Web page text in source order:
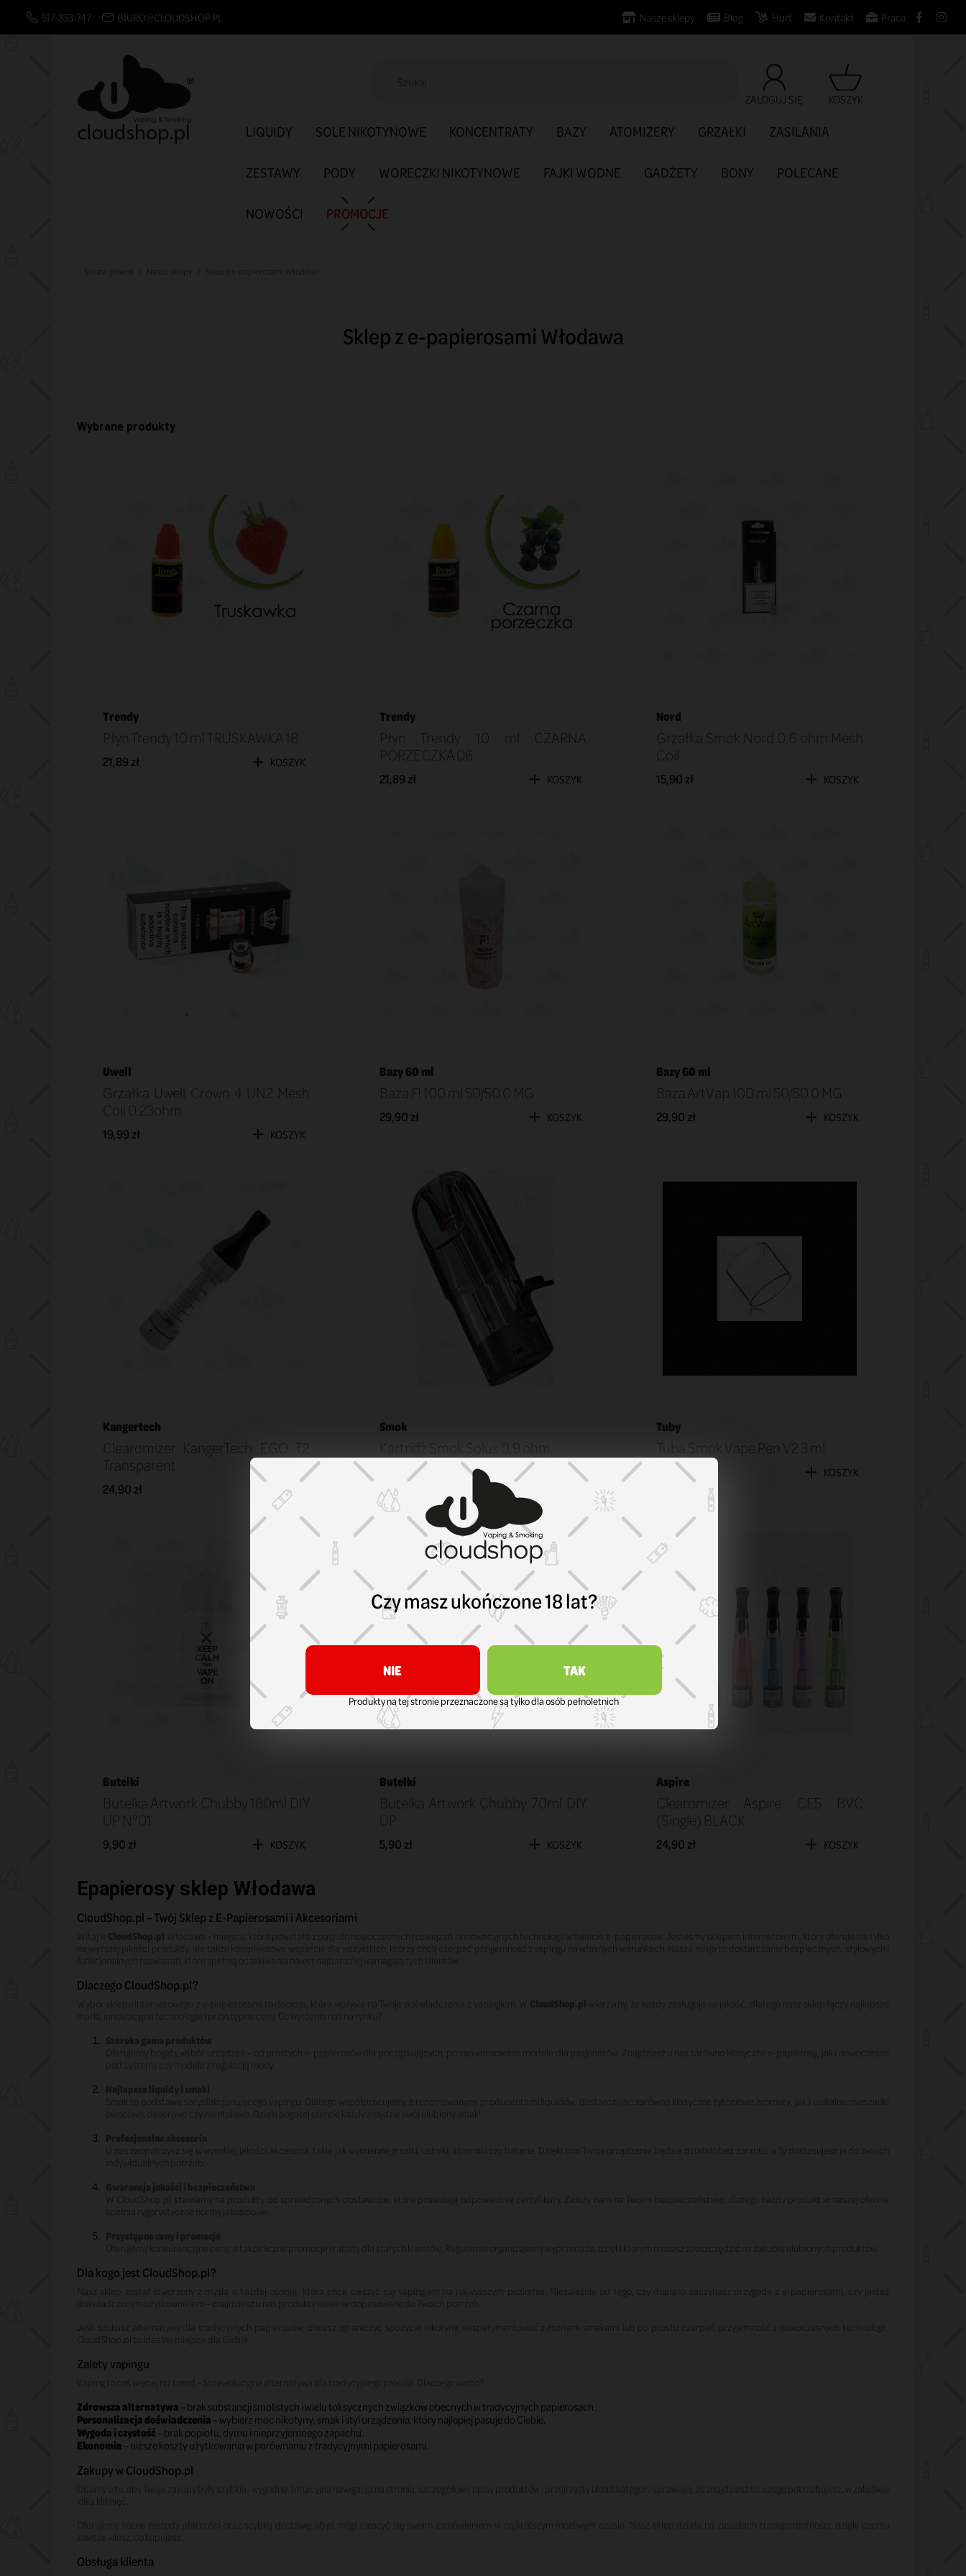
517-333-747 BIURO@CLOUDSHOP.PL Nasze sklepy Blog Hurt Kontakt Praca
ZALOGUJ SIĘ KOSZYK
LIQUIDY SOLE NIKOTYNOWE KONCENTRATY BAZY ATOMIZERY GRZAŁKI ZASILANIA
ZESTAWY PODY WORECZKI NIKOTYNOWE FAJKI WODNE GADŻETY BONY POLECANE
NOWOŚCI PROMOCJE
Sklep z e-papierosami Włodawa
Wybrane produkty
Trendy
Płyn Trendy 10 ml TRUSKAWKA 18
21,89 zł KOSZYK
Trendy
Płyn Trendy 10 ml CZARNA
PORZECZKA 06
21,89 zł KOSZYK
Nord
Grzałka Smok Nord 0,6 ohm Mesh
Coil
15,90 zł KOSZYK
Uwell
Grzałka Uwell Crown 4 UN2 Mesh
Coil 0.23ohm
19,99 zł KOSZYK
Bazy 60 ml
Baza F! 100 ml 50/50 0 MG
29,90 zł KOSZYK
Bazy 60 ml
Baza ArtVap 100 ml 50/50 0 MG
29,90 zł KOSZYK
Kangertech
Clearomizer KangerTech EGO T2
Transparent
24,90 zł KOSZYK
Smok
Kartridż Smok Solus 0,9 ohm
17,99 zł KOSZYK
Tuby
Tuba Smok Vape Pen V2 3 ml
9,90 zł KOSZYK
Butelki
Butelka Artwork Chubby 180ml DIY
UP N°01
9,90 zł KOSZYK
Butelki
Butelka Artwork Chubby 70ml DIY
UP
5,90 zł KOSZYK
Aspire
Clearomizer Aspire CE5 BVC
(Single) BLACK
24,90 zł KOSZYK
Epapierosy sklep Włodawa
CloudShop.pl – Twój Sklep z E-Papierosami i Akcesoriami
Dlaczego CloudShop.pl?
Dla kogo jest CloudShop.pl?
Zalety vapingu
Zdrowsza alternatywa – brak substancji smolistych i wielu toksycznych związków obecnych w tradycyjnych papierosach.
Personalizacja doświadczenia – wybierz moc nikotyny, smak i styl urządzenia, który najlepiej pasuje do Ciebie.
Wygoda i czystość – brak popiołu, dymu i nieprzyjemnego zapachu.
Ekonomia – niższe koszty użytkowania w porównaniu z tradycyjnymi papierosami.
Zakupy w CloudShop.pl
Obsługa klienta
Czy masz ukończone 18 lat?
NIE TAK
Produkty na tej stronie przeznaczone są tylko dla osób pełnoletnich